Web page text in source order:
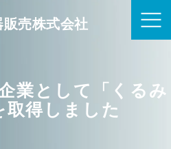
売株式会社
業として「くるみ
取得しました